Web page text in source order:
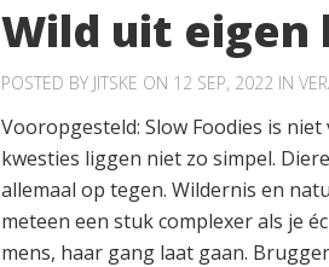
Wild uit eigen
POSTED BY JITSKE ON 12 SEP, 2022 IN
Vooropgesteld: Slow Foodies is
kwesties liggen niet zo simpel.
allemaal op tegen. Wildernis en
meteen een stuk complexer als je
mens, haar gang laat gaan.